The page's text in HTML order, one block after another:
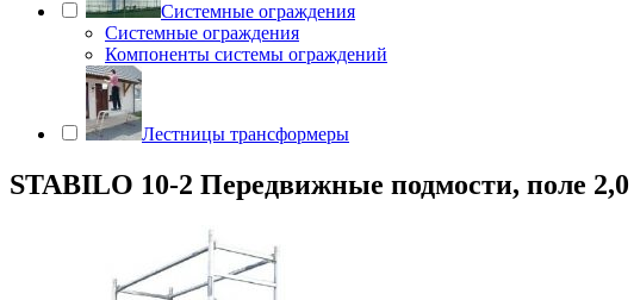
Системные ограждения
Системные ограждения
Компоненты системы ограждений
Лестницы трансформеры
STABILO 10-2 Передвижные подмости, поле